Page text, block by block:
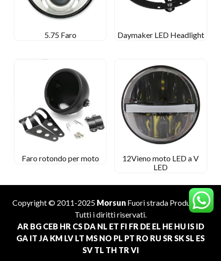
5.75 Faro Daymaker LED Headlight
Faro rotondo per moto
12Vieno moto LED a V
LED
Copyright © 2011-2025 MorsunFuori strada Produttore.
Tutti i diritti riservati.
AR BG CEB HR CS DA NL ET FI FR DE EL HE HU IS ID
GA IT JA KM LV LT MS NO PL PT RO RU SR SKSL ES
SV TL TH TR VI